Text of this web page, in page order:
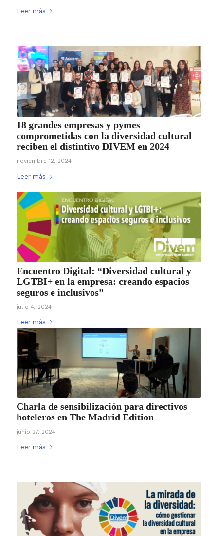
Leer más
18 grandes empresas y pymes
comprometidas con la diversidad cultural
reciben el distintivo DIVEM en 2024
noviembre 12, 2024
Leer más
Encuentro Digital: “Diversidad cultural y
LGTBI+ en la empresa: creando espacios
seguros e inclusivos”
julio 4, 2024
Leer más
Charla de sensibilización para directivos
hoteleros en The Madrid Edition
junio 27, 2024
Leer más